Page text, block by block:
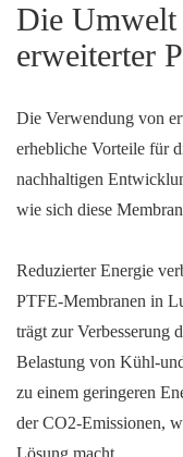
Die Umwelt
erweiterter
Die Verwendung von
erhebliche Vorteile für
nachhaltigen
wie sich diese
Reduzierter Energie
PTFE-Membranen in
trägt zur Verbesserung
Belastung von Kühl-
zu einem geringeren
der CO2-Emissionen,
Lösung macht.